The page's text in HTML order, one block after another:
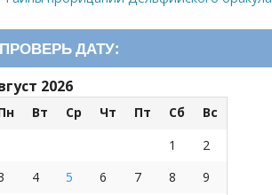
ПРОВЕРЬ ДАТУ:
2026
Вт Ср Чт Пт Сб
Вс
1
2
4 5 6 7 8
9